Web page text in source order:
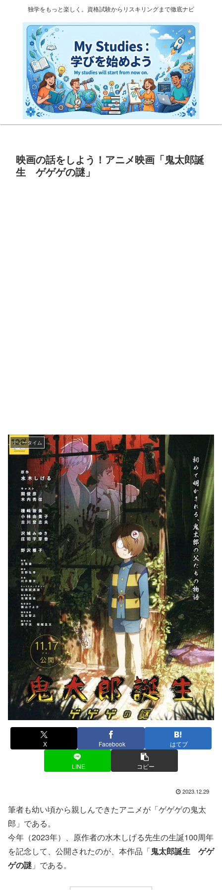
独学をもっと楽しく。資格試験からリスキリングまで徹底ナビ
映画の話をしよう！アニメ映画「鬼太郎誕
生 ゲゲゲの謎」
ティータイム
X Facebook はてブ
LINE コピー
2023.12.29
筆者も幼い頃から親しんできたアニメが「ゲゲゲの鬼太
郎」である。
今年（2023年）、原作者の水木しげる先生の生誕100周年
を記念して、公開されたのが、本作品「鬼太郎誕生 ゲゲ
ゲの謎 」である。